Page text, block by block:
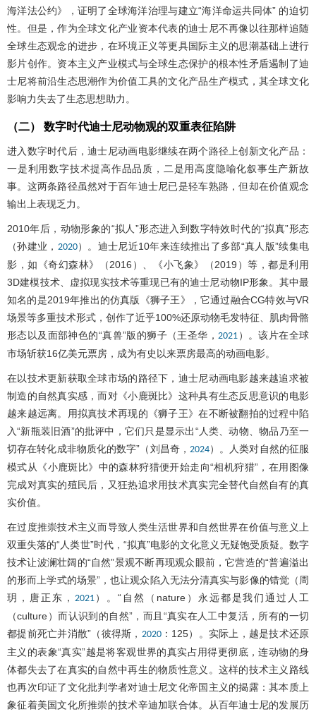
海洋法公约》，证明了全球海洋治理与建立“海洋命运共同体” 的迫切
性。但是，作为全球文化产业资本代表的迪士尼不再像以往那样追随
全球生态观念的进步，在环境正义等更具国际主义的思潮基础上进行
影片创作。资本主义产业模式与全球生态保护的根本性矛盾遏制了迪
士尼将前沿生态思潮作为价值工具的文化产品生产模式，其全球文化
影响力失去了生态思想助力。
（二） 数字时代迪士尼动物观的双重表征陷阱
进入数字时代后，迪士尼动画电影继续在两个路径上创新文化产品：
一是利用数字技术提高作品品质，二是用高度隐喻化叙事生产新故
事。这两条路径虽然对于百年迪士尼已是轻车熟路，但却在价值观念
输出上表现乏力。
2010年后，动物形象的“拟人”形态进入到数字特效时代的“拟真”形态
（孙建业， 2020）。迪士尼近10年来连续推出了多部“真人版”续集电
影，如《奇幻森林》（2016）、《小飞象》（2019）等，都是利用
3D建模技术、虚拟现实技术等重现已有的迪士尼动物IP形象。其中最
知名的是2019年推出的仿真版《狮子王》，它通过融合CG特效与VR
场景等多重技术形式，创作了近乎100%还原动物毛发特征、肌肉骨骼
形态以及面部神色的“真兽”版的狮子（王圣华， 2021 ）。该片在全球
市场斩获16亿美元票房，成为有史以来票房最高的动画电影。
在以技术更新获取全球市场的路径下，迪士尼动画电影越来越追求被
制造的自然真实感，而对《小鹿斑比》这种具有生态反思意识的电影
越来越远离。用拟真技术再现的《狮子王》在不断被翻拍的过程中陷
入“新瓶装旧酒”的批评中，它们只是显示出“人类、动物、物品乃至一
切存在转化成非物质化的数字”（刘昌奇， 2024）。人类对自然的征服
模式从《小鹿斑比》中的森林狩猎便开始走向“相机狩猎”，在用图像
完成对真实的殖民后，又狂热追求用技术真实完全替代自然自有的真
实价值。
在过度推崇技术主义而导致人类生活世界和自然世界在价值与意义上
双重失落的“人类世”时代，“拟真”电影的文化意义无疑饱受质疑。数字
技术让波澜壮阔的“自然”景观不断再现观众眼前，它营造的“普遍溢出
的形而上学式的场景”，也让观众陷入无法分清真实与影像的错觉（周
玥，唐正东， 2021 ）。“自然（nature）永远都是我们通过人工
（culture）而认识到的自然”，而且“真实在人工中复活，所有的一切
都提前死亡并消散”（彼得斯， 2020：125）。实际上，越是技术还原
主义的表象“真实”越是将客观世界的真实占用得更彻底，连动物的身
体都失去了在真实的自然中再生的物质性意义。这样的技术主义路线
也再次印证了文化批判学者对迪士尼文化帝国主义的揭露：其本质上
象征着美国文化所推崇的技术辛迪加联合体。从百年迪士尼的发展历